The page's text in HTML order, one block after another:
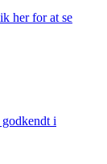
her for at se
i